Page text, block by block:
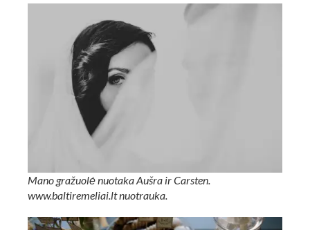
Mano gražuolė nuotaka Aušra ir Carsten.
www.baltiremeliai.lt nuotrauka.